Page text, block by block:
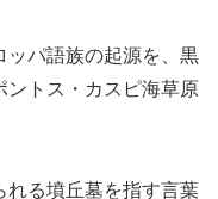
ッパ語族の起源を、黒
ントス・カスピ海草原
れる墳丘墓を指す言葉